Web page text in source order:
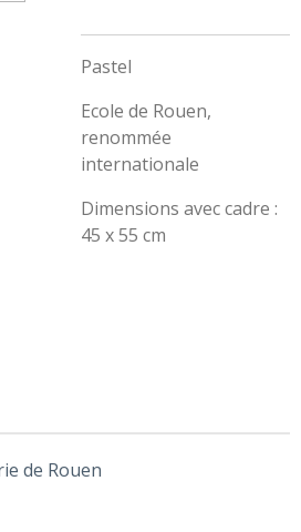
Pastel
Ecole de Rouen,
renommée
internationale
Dimensions avec cadre :
45 x 55 cm
de Rouen